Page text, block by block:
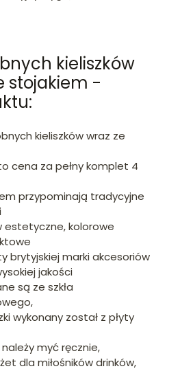
kieliszków
stojakiem -
kieliszków wraz ze
cena za pełny komplet 4
przypominają tradycyjne
estetyczne, kolorowe
brytyjskiej marki akcesoriów
jakości
są ze szkła
wykonany został z płyty
myć ręcznie,
dla miłośników drinków,